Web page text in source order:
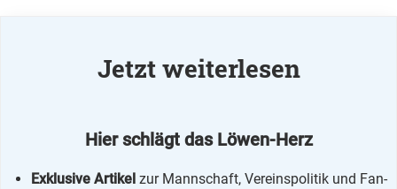
Jetzt weiterlesen
Hier schlägt das Löwen-Herz
Exklusive Artikel zur Mannschaft, Vereinspolitik und Fan-